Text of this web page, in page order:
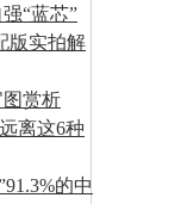
“蓝芯”
版实拍解
赏析
离这6种
的中